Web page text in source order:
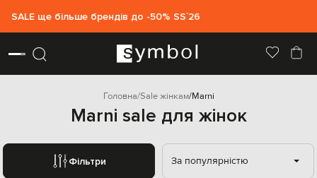
SALE ще більше брендів до -50% SS`26
Головна Sale жінкам Marni
Marni sale для жінок
Фільтри За популярністю